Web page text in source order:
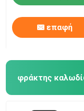
επαφή
φράκτης